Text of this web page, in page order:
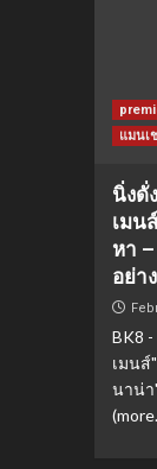
แมนเ
นิ่งดั่
เมน
หา
อย่า
BK8
เมนส์
นาน่า